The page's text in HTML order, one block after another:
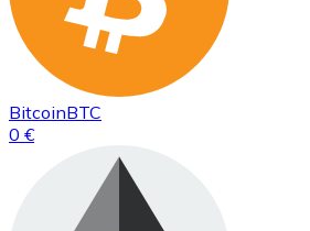
BitcoinBTC
0 €